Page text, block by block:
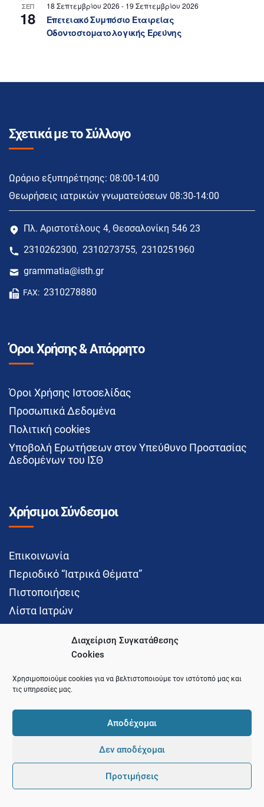
Διαχείριση Συγκατάθεσης
Cookies
Χρησιμοποιούμε cookies για να βελτιστοποιούμε τον ιστότοπό μας και
τις υπηρεσίες μας.
Αποδέχομαι
Δεν αποδέχομαι
Προτιμήσεις
ΣΕΠ
18
18 Σεπτεμβρίου 2026 - 19 Σεπτεμβρίου 2026
Επετειακό Συμπόσιο Εταιρείας
Οδοντοστοματολογικής Ερεύνης
Σχετικά με το Σύλλογο
Ωράριο εξυπηρέτησης: 08:00-14:00
Θεωρήσεις ιατρικών γνωματεύσεων 08:30-14:00
Πλ. Αριστοτέλους 4, Θεσσαλονίκη 546 23
2310262300, 2310273755, 2310251960
grammatia@isth.gr
FAX: 2310278880
Όροι Χρήσης & Απόρρητο
Όροι Χρήσης Ιστοσελίδας
Προσωπικά Δεδομένα
Πολιτική cookies
Υποβολή Ερωτήσεων στον Υπεύθυνο Προστασίας
Δεδομένων του ΙΣΘ
Χρήσιμοι Σύνδεσμοι
Επικοινωνία
Περιοδικό “Ιατρικά Θέματα”
Πιστοποιήσεις
Λίστα Ιατρών
Social Media
© 2021 Ιατρικός Σύλλογος Θεσσαλονίκης
Development and Hosting byPointer